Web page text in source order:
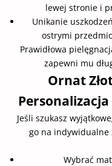
lewej stronie i
Unikanie
ostrymi
Prawidłowa
zapewni mu
Ornat
Jeśli szukasz
go na indywidualne
Wybrać